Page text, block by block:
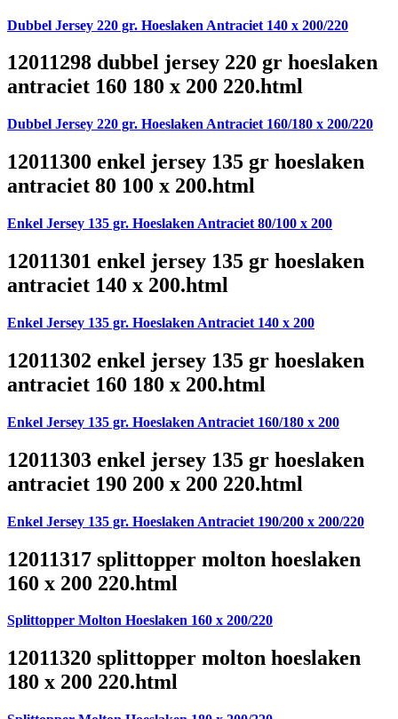
Dubbel Jersey 220 gr. Hoeslaken Antraciet 140 x 200/220
12011298 dubbel jersey 220 gr hoeslaken
antraciet 160 180 x 200 220.html
Dubbel Jersey 220 gr. Hoeslaken Antraciet 160/180 x 200/220
12011300 enkel jersey 135 gr hoeslaken
antraciet 80 100 x 200.html
Enkel Jersey 135 gr. Hoeslaken Antraciet 80/100 x 200
12011301 enkel jersey 135 gr hoeslaken
antraciet 140 x 200.html
Enkel Jersey 135 gr. Hoeslaken Antraciet 140 x 200
12011302 enkel jersey 135 gr hoeslaken
antraciet 160 180 x 200.html
Enkel Jersey 135 gr. Hoeslaken Antraciet 160/180 x 200
12011303 enkel jersey 135 gr hoeslaken
antraciet 190 200 x 200 220.html
Enkel Jersey 135 gr. Hoeslaken Antraciet 190/200 x 200/220
12011317 splittopper molton hoeslaken
160 x 200 220.html
Splittopper Molton Hoeslaken 160 x 200/220
12011320 splittopper molton hoeslaken
180 x 200 220.html